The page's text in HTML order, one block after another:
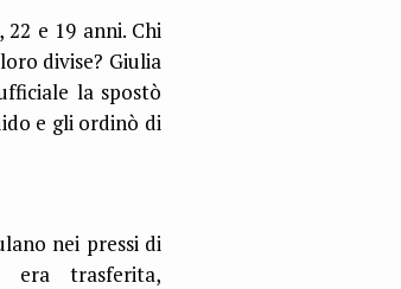
e 19 anni. Chi
divise? Giulia
la spostò
e gli ordinò di
nei pressi di
era trasferita,